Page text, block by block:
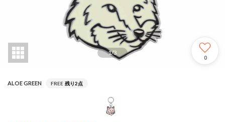
1/3
0
ALOE GREEN FREE 残り2点